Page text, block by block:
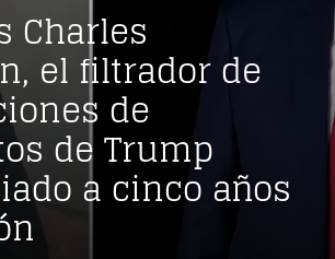
Charles
el filtrador de
de
de Trump
a cinco años